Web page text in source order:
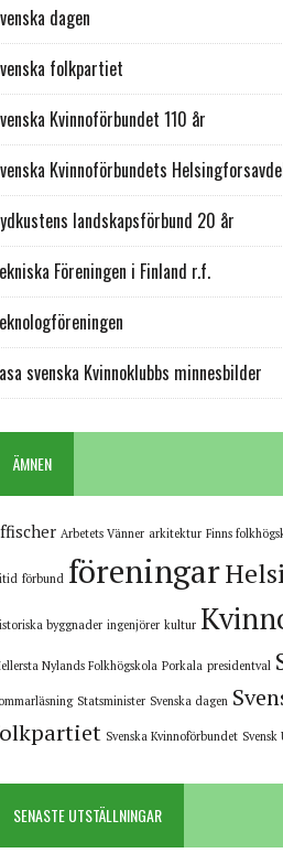
dagen
folkpartiet
Kvinnoförbundet 110 år
Kvinnoförbundets
landskapsförbund 20 år
Föreningen i Finland r.f.
svenska Kvinnoklubbs minnesbilder
ÄMNEN
Arbetets Vänner arkitektur Finns
förbund föreningar
byggnader ingenjörer kultur
Nylands Folkhögskola Porkala presidentval
Statsminister Svenska dagen
Svenska Kvinnoförbundet
SENASTE UTSTÄLLNINGAR